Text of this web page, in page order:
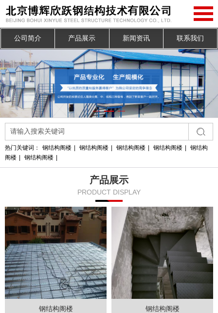
公司简介 产品展示 新闻资讯 联系我们
热门关键词： 钢结构阁楼 | 钢结构阁楼 | 钢结构阁楼 | 钢结构阁楼 |
钢结构
阁楼 | 钢结构阁楼 |
产品展示
PRODUCT DISPLAY
钢结构阁楼 钢结构阁楼